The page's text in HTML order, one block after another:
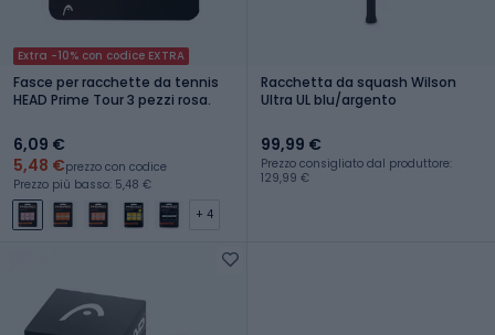
Extra -10% con codice EXTRA
Fasce per racchette da tennis
HEAD Prime Tour 3 pezzi rosa.
6,09 €
5,48 €prezzo con codice
Prezzo più basso: 5,48 €
+ 4
Racchetta da squash Wilson
Ultra UL blu/argento
99,99 €
Prezzo consigliato dal produttore:
129,99 €